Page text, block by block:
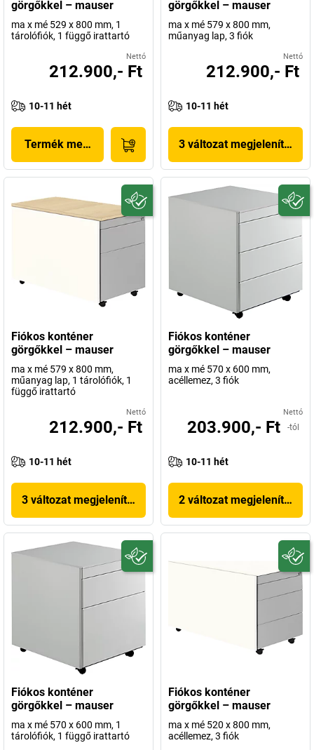
görgőkkel – mauser
ma x mé 529 x 800 mm, 1
tárolófiók, 1 függő irattartó
Nettó
212.900,- Ft
10-11 hét
Termék megjelenítése
görgőkkel – mauser
ma x mé 579 x 800 mm,
műanyag lap, 3 fiók
Nettó
212.900,- Ft
10-11 hét
3 változat megjelenítése
Fiókos konténer
görgőkkel – mauser
ma x mé 579 x 800 mm,
műanyag lap, 1 tárolófiók, 1
függő irattartó
Nettó
212.900,- Ft
10-11 hét
3 változat megjelenítése
Fiókos konténer
görgőkkel – mauser
ma x mé 570 x 600 mm,
acéllemez, 3 fiók
Nettó
203.900,- Ft -tól
10-11 hét
2 változat megjelenítése
Fiókos konténer
görgőkkel – mauser
ma x mé 570 x 600 mm, 1
tárolófiók, 1 függő irattartó
Fiókos konténer
görgőkkel – mauser
ma x mé 520 x 800 mm,
acéllemez, 3 fiók